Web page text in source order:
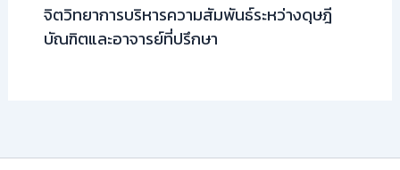
จิตวิทยาการบริหารความสัมพันธ์ระหว่างดุษฎี
บัณฑิตและอาจารย์ที่ปรึกษา